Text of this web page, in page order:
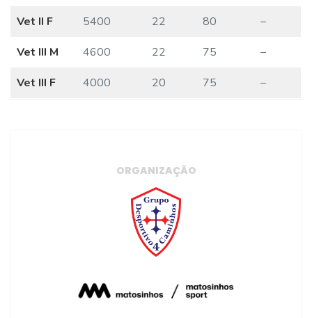
Vet II F
5400 22 80
–
Vet III M
4600 22 75
–
Vet III F
4000 20 75 –
ORGANIZAÇÃO